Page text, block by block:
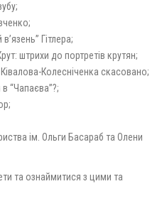
Гітлера;
штрихи до портретів крутян;
Колесніченка скасовано;
“Чапаєва”?;
ім. Ольги Басараб та Олени
та ознаймитися з цими та